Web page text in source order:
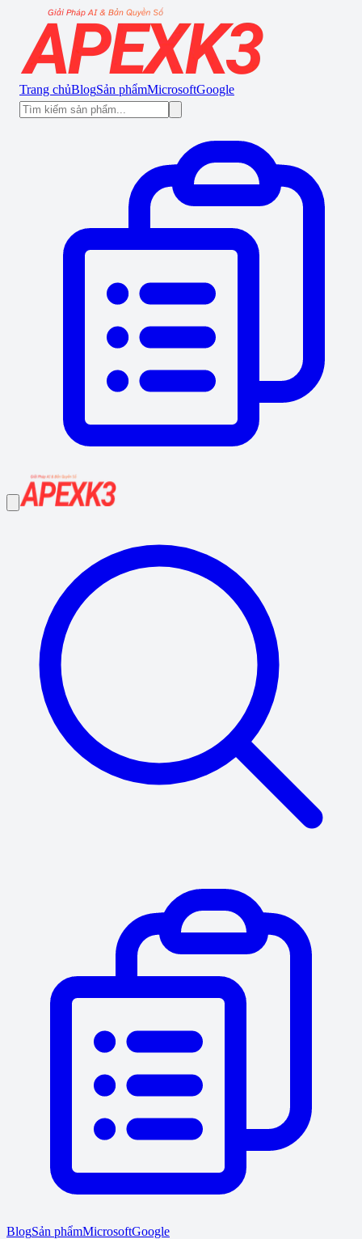
Trang chủBlogSản phẩmMicrosoftGoogle
BlogSản phẩmMicrosoftGoogle